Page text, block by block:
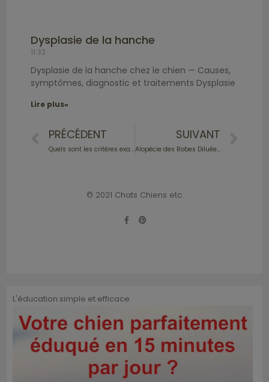
Dysplasie de la hanche
11:32
Dysplasie de la hanche chez le chien — Causes,
symptômes, diagnostic et traitements Dysplasie
Lire plus»
PRÉCÉDENT
Quels sont les critères examinés lors d’une diagnose ?
SUIVANT
Alopécie des Robes Diluées : une maladie évitable !
© 2021 Chats Chiens etc.
L'éducation simple et efficace